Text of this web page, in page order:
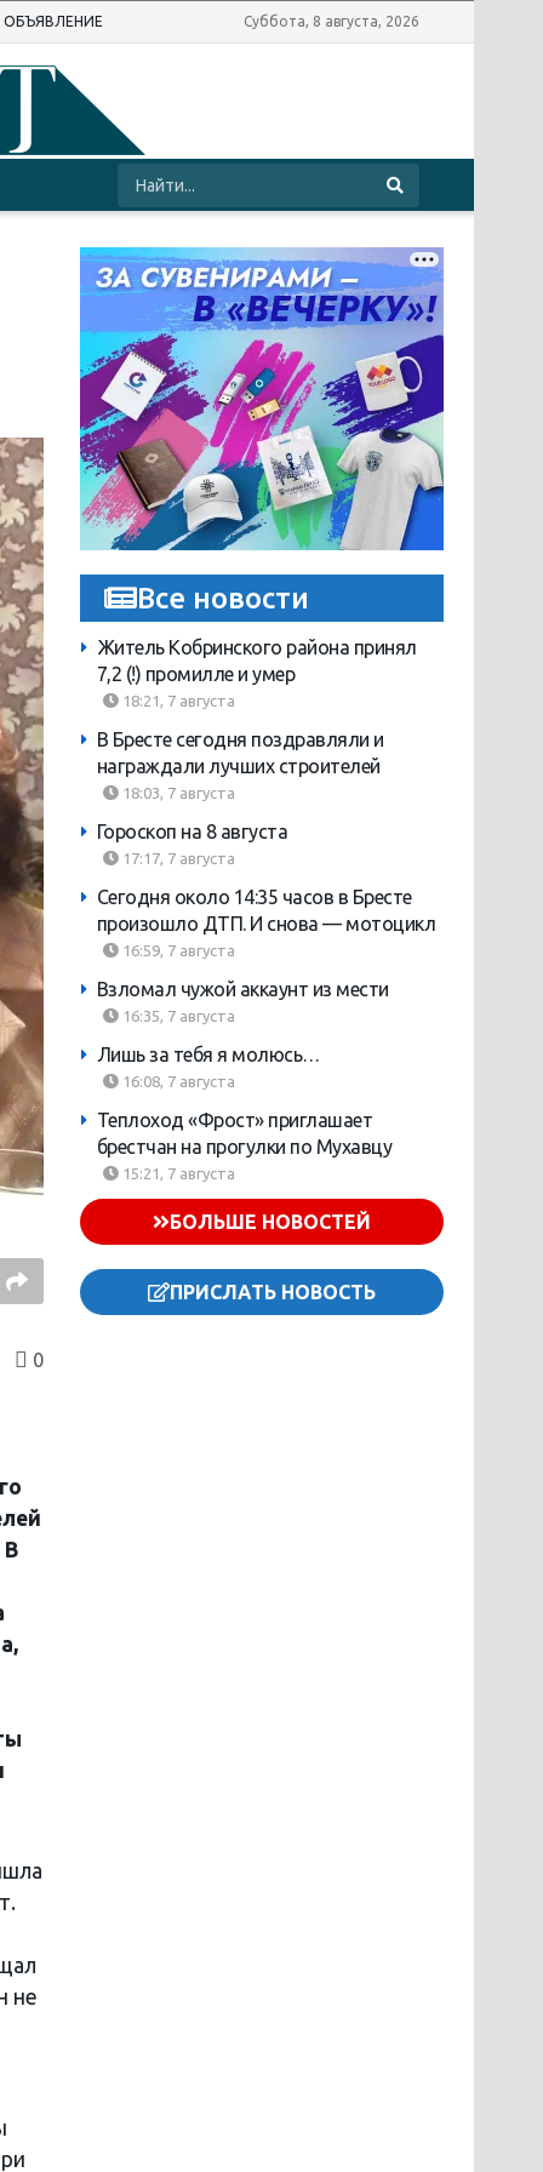
ОБЪЯВЛЕНИЕ Суббота, 8 августа, 2026
0
В
не
Все новости
Житель Кобринского района принял
7,2 (!) промилле и умер
18:21, 7 августа
В Бресте сегодня поздравляли и
награждали лучших строителей
18:03, 7 августа
Гороскоп на 8 августа
17:17, 7 августа
Сегодня около 14:35 часов в Бресте
произошло ДТП. И снова — мотоцикл
16:59, 7 августа
Взломал чужой аккаунт из мести
16:35, 7 августа
Лишь за тебя я молюсь…
16:08, 7 августа
Теплоход «Фрост» приглашает
брестчан на прогулки по Мухавцу
15:21, 7 августа
БОЛЬШЕ НОВОСТЕЙ
ПРИСЛАТЬ НОВОСТЬ